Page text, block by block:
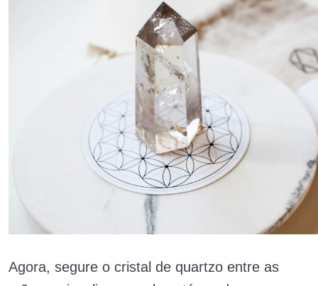
Agora, segure o cristal de quartzo entre as